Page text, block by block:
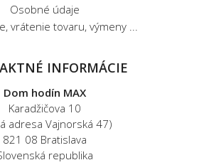
Osobné údaje
vrátenie tovaru, výmeny ...
INFORMÁCIE
Dom hodín MAX
Karadžičova 10
adresa Vajnorská 47)
821 08 Bratislava
republika